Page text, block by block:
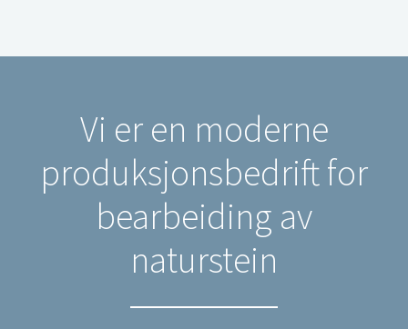
Vi er en moderne
produksjonsbedrift for
bearbeiding av
naturstein